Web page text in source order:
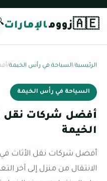
🇦🇪زوومالإمارات
الرئيسية/السياحة في رأس الخيمة/
السياحة في رأس الخيمة
أفضل شركات نقل
الخيمة
أفضل شركات نقل الأثاث في
الانتقال من منزل إلى آخر